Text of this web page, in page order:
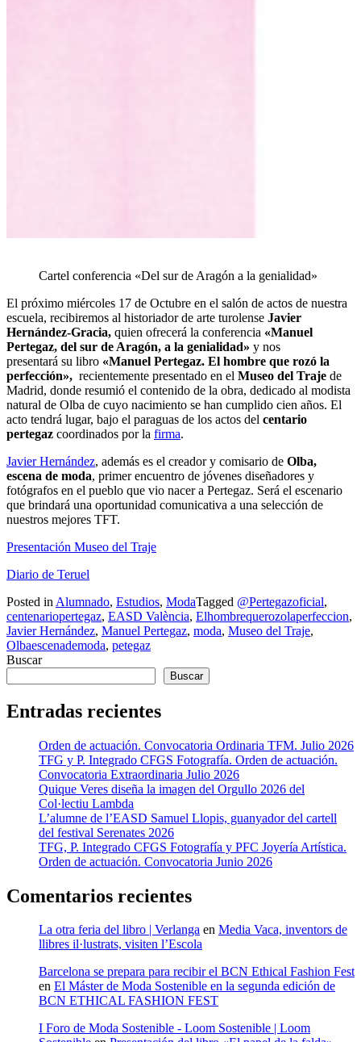
Cartel conferencia «Del sur de Aragón a la genialidad»
El próximo miércoles 17 de Octubre en el salón de actos de nuestra
escuela, recibiremos al historiador de arte turolense Javier
Hernández-Gracia, quien ofrecerá la conferencia «Manuel
Pertegaz, del sur de Aragón, a la genialidad» y nos
presentará su libro «Manuel Pertegaz. El hombre que rozó la
perfección», recientemente presentado en el Museo del Traje de
Madrid, donde resumió el contenido de la obra, dedicado al modista
natural de Olba de cuyo nacimiento se han cumplido cien años. El
acto tendrá lugar, bajo el paraguas de los actos del centario
pertegaz coordinados por la firma.
Javier Hernández, además es el creador y comisario de Olba,
escena de moda, primer encuentro de jóvenes diseñadores y
fotógrafos en el pueblo que vio nacer a Pertegaz. Será el escenario
que brindará una oportunidad comunicativa a una selección de
nuestros mejores TFT.
Presentación Museo del Traje
Diario de Teruel
Posted in Alumnado, Estudios, ModaTagged @Pertegazoficial,
centenariopertegaz, EASD València, Elhombrequerozolaperfeccion,
Javier Hernández, Manuel Pertegaz, moda, Museo del Traje,
Olbaescenademoda, petegaz
Buscar
Buscar
Entradas recientes
Orden de actuación. Convocatoria Ordinaria TFM. Julio 2026
TFG y P. Integrado CFGS Fotografía. Orden de actuación.
Convocatoria Extraordinaria Julio 2026
Quique Veres diseña la imagen del Orgullo 2026 del
Col·lectiu Lambda
L’alumne de l’EASD Samuel Llopis, guanyador del cartell
del festival Serenates 2026
TFG, P. Integrado CFGS Fotografía y PFC Joyería Artística.
Orden de actuación. Convocatoria Junio 2026
Comentarios recientes
La otra feria del libro | Verlanga en Media Vaca, inventors de
llibres il·lustrats, visiten l’Escola
Barcelona se prepara para recibir el BCN Ethical Fashion Fest
en El Máster de Moda Sostenible en la segunda edición de
BCN ETHICAL FASHION FEST
I Foro de Moda Sostenible - Loom Sostenible | Loom